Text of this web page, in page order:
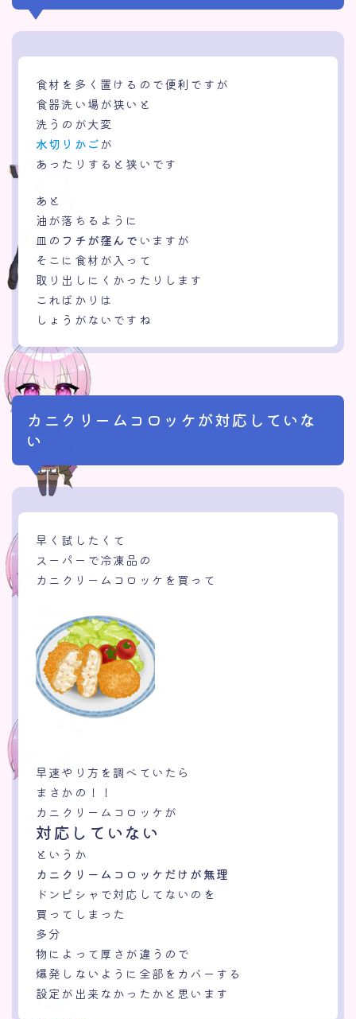
食材を多く置けるので便利ですが
食器洗い場が狭いと
洗うのが大変
水切りかごが
あったりすると狭いです
あと
油が落ちるように
皿の フチが窪んで いますが
そこに食材が入って
取り出しにくかったりします
こればかりは
しょうがないですね
カニクリームコロッケが対応していな
い
早く試したくて
スーパーで冷凍品の
カニクリームコロッケを買って
早速やり方を調べていたら
まさかの！！
カニクリームコロッケが
対応していない
というか
カニクリームコロッケだけが無理
ドンピシャで対応してないのを
買ってしまった
多分
物によって厚さが違うので
爆発しないように全部をカバーする
設定が出来なかったかと思います